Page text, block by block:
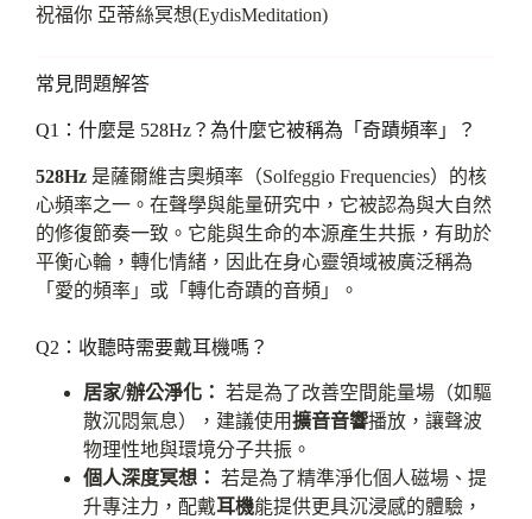
祝福你 亞蒂絲冥想(EydisMeditation)
常見問題解答
Q1：什麼是 528Hz？為什麼它被稱為「奇蹟頻率」？
528Hz 是薩爾維吉奧頻率（Solfeggio Frequencies）的核
心頻率之一。在聲學與能量研究中，它被認為與大自然
的修復節奏一致。它能與生命的本源產生共振，有助於
平衡心輪，轉化情緒，因此在身心靈領域被廣泛稱為
「愛的頻率」或「轉化奇蹟的音頻」。
Q2：收聽時需要戴耳機嗎？
居家/辦公淨化： 若是為了改善空間能量場（如驅
散沉悶氣息），建議使用擴音音響播放，讓聲波
物理性地與環境分子共振。
個人深度冥想： 若是為了精準淨化個人磁場、提
升專注力，配戴耳機能提供更具沉浸感的體驗，